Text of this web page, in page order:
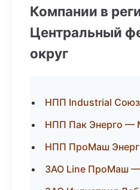
Компании в
Центральный
округ
НПП Industrial
НПП Пак Энерго —
НПП ПроМаш
ЗАО Line ПроМаш —